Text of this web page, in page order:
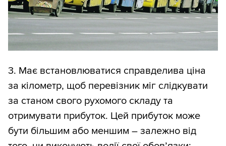
3. Має встановлюватися справделива ціна
за кілометр, щоб перевізник міг слідкувати
за станом свого рухомого складу та
отримувати прибуток. Цей прибуток може
бути більшим або меншим – залежно від